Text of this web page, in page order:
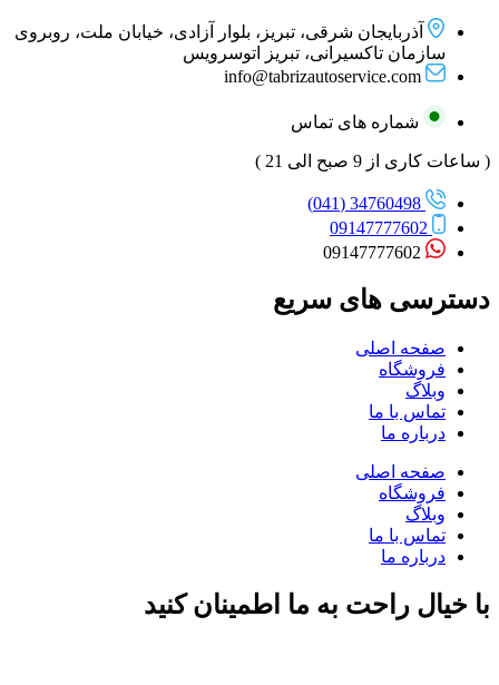
آذربایجان شرقی، تبریز، بلوار آزادی، خیابان ملت، روبروی
سازمان تاکسیرانی، تبریز اتوسرویس
info@tabrizautoservice.com
شماره های تماس
( ساعات کاری از 9 صبح الی 21 )
34760498 (041)
09147777602
09147777602
دسترسی های سریع
صفحه اصلی
فروشگاه
وبلاگ
تماس با ما
درباره ما
صفحه اصلی
فروشگاه
وبلاگ
تماس با ما
درباره ما
با خیال راحت به ما اطمینان کنید